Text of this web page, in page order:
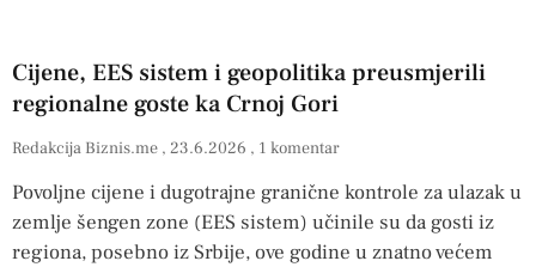
Cijene, EES sistem i geopolitika preusmjerili
regionalne goste ka Crnoj Gori
Redakcija Biznis.me 23.6.2026 1 komentar
Povoljne cijene i dugotrajne granične kontrole za ulazak u
zemlje šengen zone (EES sistem) učinile su da gosti iz
regiona, posebno iz Srbije, ove godine u znatno većem